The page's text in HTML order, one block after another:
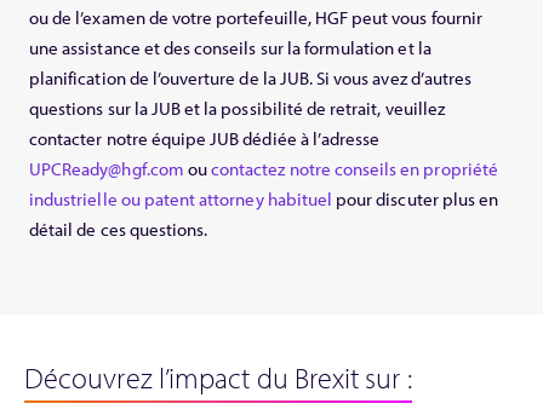
ou de l’examen de votre portefeuille, HGF peut vous fournir
une assistance et des conseils sur la formulation et la
planification de l’ouverture de la JUB. Si vous avez d’autres
questions sur la JUB et la possibilité de retrait, veuillez
contacter notre équipe JUB dédiée à l’adresse
UPCReady@hgf.com oucontactez notre conseils en propriété
industrielle ou patent attorney habituel pour discuter plus en
détail de ces questions.
Découvrez l’impact du Brexit sur :